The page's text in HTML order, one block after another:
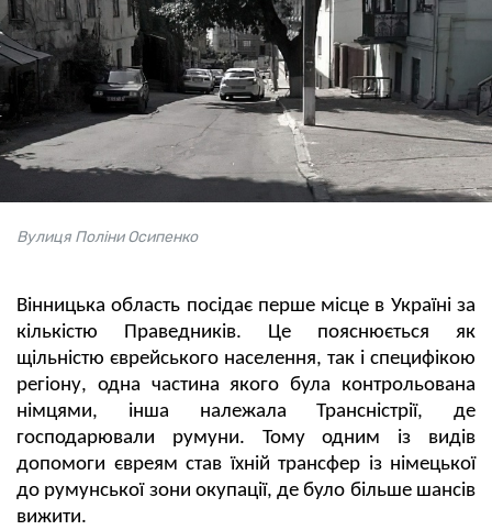
Вулиця Поліни Осипенко
Вінницька область посідає перше місце в Україні за
кількістю Праведників. Це пояснюється як
щільністю єврейського населення, так і специфікою
регіону, одна частина якого була контрольована
німцями, інша належала Трансністрії, де
господарювали румуни. Тому одним із видів
допомоги євреям став їхній трансфер із німецької
до румунської зони окупації, де було більше шансів
вижити.